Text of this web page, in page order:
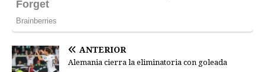
ANTERIOR
Alemania cierra la eliminatoria con goleada